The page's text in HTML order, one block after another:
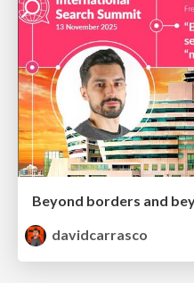
davidcarrasco